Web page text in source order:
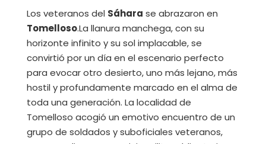
Los veteranos del Sáhara se abrazaron en
Tomelloso.La llanura manchega, con su
horizonte infinito y su sol implacable, se
convirtió por un día en el escenario perfecto
para evocar otro desierto, uno más lejano, más
hostil y profundamente marcado en el alma de
toda una generación. La localidad de
Tomelloso acogió un emotivo encuentro de un
grupo de soldados y suboficiales veteranos,